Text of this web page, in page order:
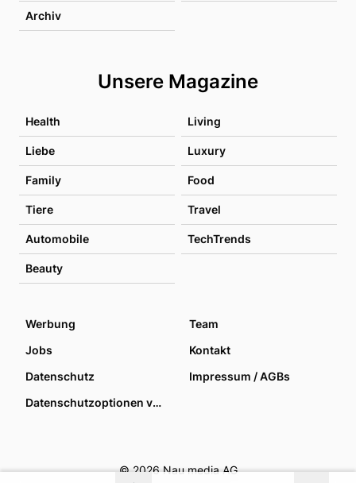
Archiv
Unsere Magazine
Health Living
Liebe Luxury
Family Food
Tiere Travel
Automobile TechTrends
Beauty
Werbung
Team
Jobs
Kontakt
Datenschutz
Impressum / AGBs
Datenschutzoptionen verwalten
© 2026 Nau media AG